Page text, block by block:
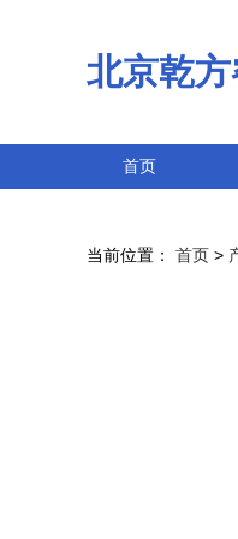
北京乾
首页
当前位置： 首页 >